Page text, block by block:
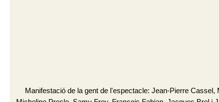
Manifestació de la gent de l'espectacle: Jean-Pierre Cassel,